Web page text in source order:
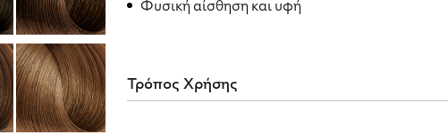
Φυσική αίσθηση και υφή
Τρόπος Χρήσης